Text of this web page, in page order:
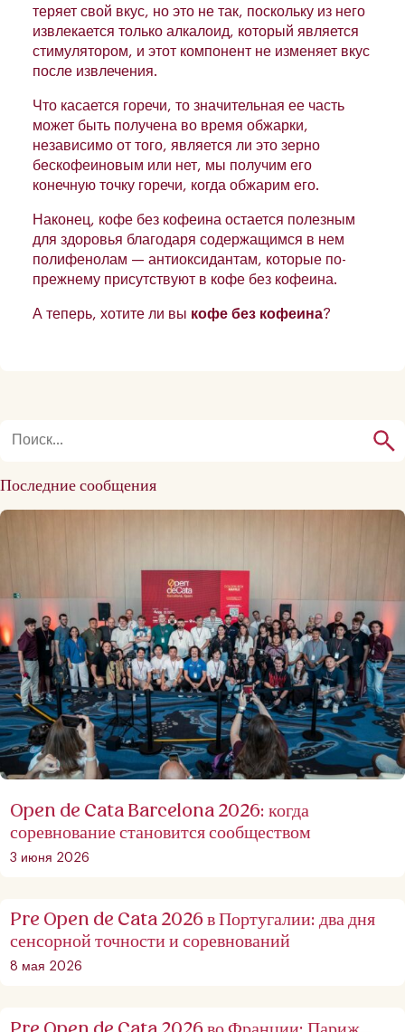
теряет свой вкус, но это не так, поскольку из него
извлекается только алкалоид, который является
стимулятором, и этот компонент не изменяет вкус
после извлечения.
Что касается горечи, то значительная ее часть
может быть получена во время обжарки,
независимо от того, является ли это зерно
бескофеиновым или нет, мы получим его
конечную точку горечи, когда обжарим его.
Наконец, кофе без кофеина остается полезным
для здоровья благодаря содержащимся в нем
полифенолам — антиоксидантам, которые по-
прежнему присутствуют в кофе без кофеина.
А теперь, хотите ли вы кофе без кофеина?
Последние сообщения
Open de Cata Barcelona 2026: когда
соревнование становится сообществом
3 июня 2026
Pre Open de Cata 2026 в Португалии: два дня
сенсорной точности и соревнований
8 мая 2026